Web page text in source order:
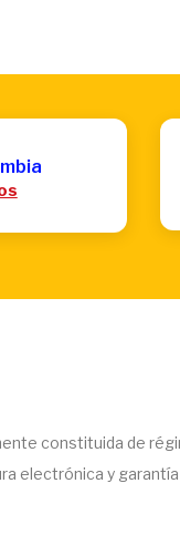
constituida de
electrónica y